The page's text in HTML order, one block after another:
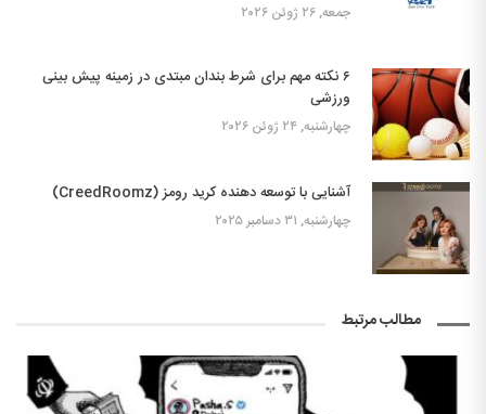
جمعه, ۲۶ ژوئن ۲۰۲۶
۶ نکته مهم برای شرط بندان مبتدی در زمینه پیش بینی
ورزشی
چهارشنبه, ۲۴ ژوئن ۲۰۲۶
آشنایی با توسعه دهنده کرید رومز (CreedRoomz)
چهارشنبه, ۳۱ دسامبر ۲۰۲۵
مطالب مرتبط